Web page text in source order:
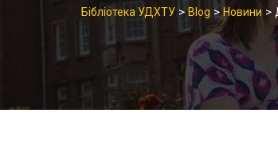
Бібліотека УДХТУ > Blog >Новини >